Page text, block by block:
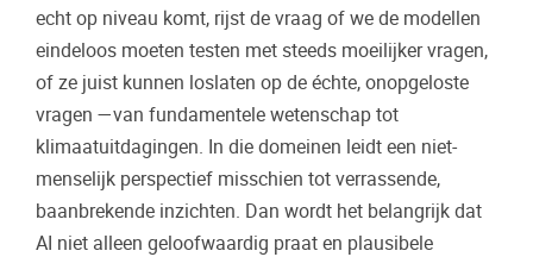
echt op niveau komt, rijst de vraag of we de modellen
eindeloos moeten testen met steeds moeilijker vragen,
of ze juist kunnen loslaten op de échte, onopgeloste
vragen —van fundamentele wetenschap tot
klimaatuitdagingen. In die domeinen leidt een niet-
menselijk perspectief misschien tot verrassende,
baanbrekende inzichten. Dan wordt het belangrijk dat
AI niet alleen geloofwaardig praat en plausibele